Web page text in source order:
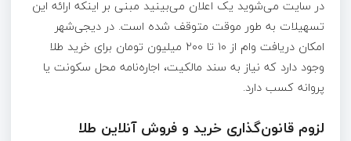
در سایت می‌شوید یک اعلان می‌بینید مبنی بر اینکه ارائه این
تسهیلات به طور موقت متوقف شده است. در دیجی‌شهر
امکان دریافت وام از ۱۰ تا ۲۰۰ میلیون تومان برای خرید طلا
وجود دارد که نیاز به سند مالکیت، اجاره‌نامه محل سکونت یا
پروانه کسب دارد.
لزوم قانون‌گذاری خرید و فروش آنلاین طلا